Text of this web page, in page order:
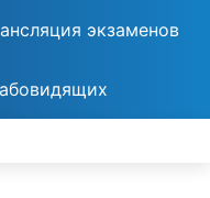
экзаменов